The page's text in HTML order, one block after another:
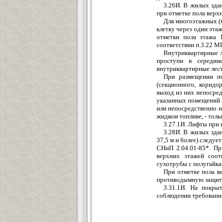
3.26И. В жилых
при отметке пола
Для многоэтажных
клетку через один
отметки пола
соответствии п.3.22
Внутриквартирные
проступи в
внутриквартирные
При размещении
(секционного,
выход из них
указанных помещений
или непосредственно
жидком топливе, -
3.27.1И. Лифты при
3.28И. В жилых
37,5 м и более)
СНиП 2.04.01-85*.
верхних этажей
сухотрубы с
При отметке пола
противодымную
3.31.1И. На
соблюдении